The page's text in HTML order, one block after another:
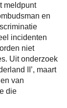
meldpunt
en
incidenten
niet
Uit onderzoek
II’, maart
van
die